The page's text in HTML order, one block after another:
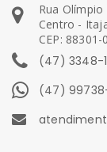
Rua Olímpio
Centro -
CEP: 88301-
(47) 3348-
(47)